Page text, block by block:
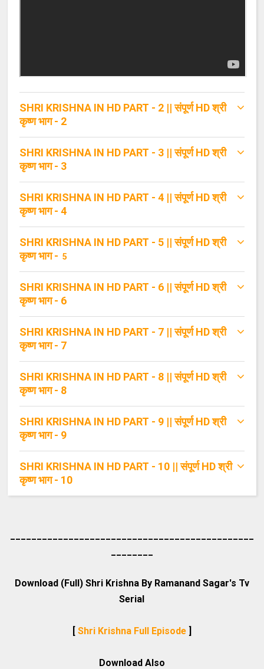
SHRI KRISHNA IN HD PART - 2 || संपूर्ण HD श्री
कृष्ण भाग - 2
SHRI KRISHNA IN HD PART - 3 || संपूर्ण HD श्री
कृष्ण भाग - 3
SHRI KRISHNA IN HD PART - 4 || संपूर्ण HD श्री
कृष्ण भाग - 4
SHRI KRISHNA IN HD PART - 5 || संपूर्ण HD श्री
कृष्ण भाग - 5
SHRI KRISHNA IN HD PART - 6 || संपूर्ण HD श्री
कृष्ण भाग - 6
SHRI KRISHNA IN HD PART - 7 || संपूर्ण HD श्री
कृष्ण भाग - 7
SHRI KRISHNA IN HD PART - 8 || संपूर्ण HD श्री
कृष्ण भाग - 8
SHRI KRISHNA IN HD PART - 9 || संपूर्ण HD श्री
कृष्ण भाग - 9
SHRI KRISHNA IN HD PART - 10 || संपूर्ण HD श्री
कृष्ण भाग - 10
Download (Full) Shri Krishna By Ramanand Sagar's Tv
Serial
[ Shri Krishna Full Episode]
Download Also